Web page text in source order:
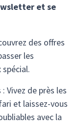
et je
et se
des offres
les
spécial.
Vivez de près les
et laissez-vous
avec la